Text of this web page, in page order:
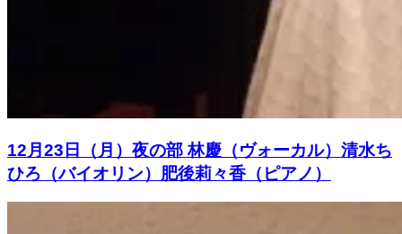
12月23日（月）夜の部 林慶（ヴォーカル）清水ち
ひろ（バイオリン）肥後莉々香（ピアノ）